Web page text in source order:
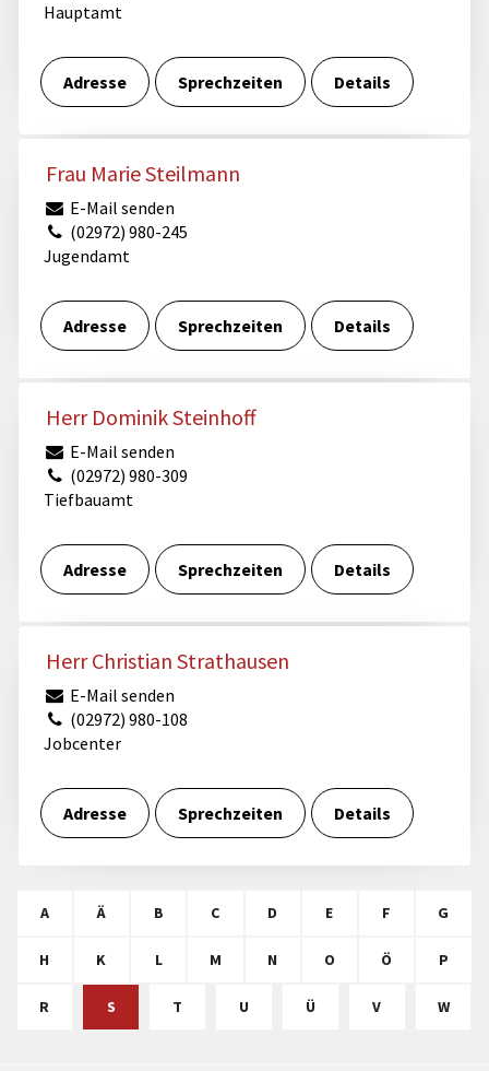
Hauptamt
Adresse Sprechzeiten Details
Frau Marie Steilmann
E-Mail senden
(02972) 980-245
Jugendamt
Adresse Sprechzeiten Details
Herr Dominik Steinhoff
E-Mail senden
(02972) 980-309
Tiefbauamt
Adresse Sprechzeiten Details
Herr Christian Strathausen
E-Mail senden
(02972) 980-108
Jobcenter
Adresse Sprechzeiten Details
A Ä B C D E F G
H K L M N O Ö P
R S T U Ü V W